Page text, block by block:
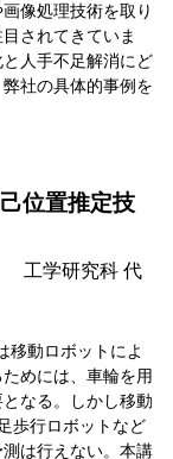
像処理技術を取り
されてきていま
人手不足解消にど
社の具体的事例を
位置推定技
工学研究科 代
移動ロボットによ
めには、車輪を用
なる。しかし移動
歩行ロボットなど
は行えない。本講